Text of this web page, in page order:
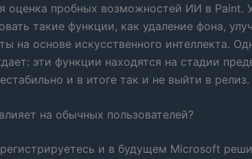
оценка пробных возможностей ИИ в Paint.
такие функции, как удаление фона,
на основе искусственного интеллекта.
эти функции находятся на стадии
и в итоге так и не выйти в релиз.
на обычных пользователей?
и в будущем Microsoft